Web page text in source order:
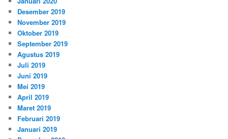
Desember 2019
November 2019
Oktober 2019
September 2019
Agustus 2019
Juli 2019
Juni 2019
Mei 2019
April 2019
Maret 2019
Februari 2019
Januari 2019